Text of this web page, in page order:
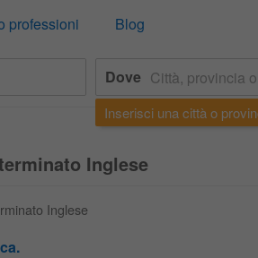
professioni Blog
Dove
Inserisci una città o
Inglese
Inglese